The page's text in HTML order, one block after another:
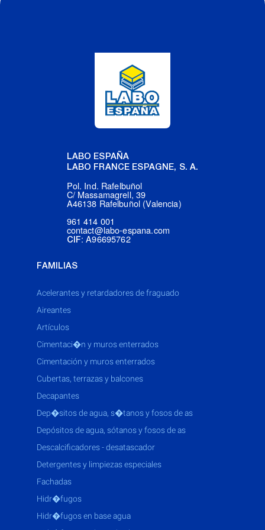
LABO ESPAÑA
LABO FRANCE ESPAGNE, S. A.
Pol. Ind. Rafelbuñol
C/ Massamagrell, 39
A46138 Rafelbuñol (Valencia)
961 414 001
contact@labo-espana.com
CIF: A96695762
FAMILIAS
acelerantes y retardadores de fraguado
aireantes
artículos
cimentaci�n y muros enterrados
cimentación y muros enterrados
cubertas, terrazas y balcones
decapantes
dep�sitos de agua, s�tanos y fosos de as
depósitos de agua, sótanos y fosos de as
descalcificadores - desatascador
detergentes y limpiezas especiales
fachadas
hidr�fugos
hidr�fugos en base agua